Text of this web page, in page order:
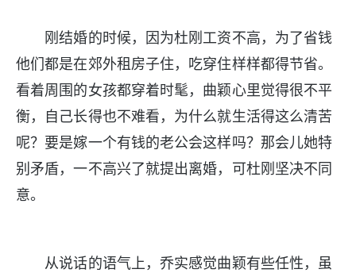
刚结婚的时候，因为杜刚工资不高，为了省钱
他们都是在郊外租房子住，吃穿住样样都得节省。
看着周围的女孩都穿着时髦，曲颖心里觉得很不平
衡，自己长得也不难看，为什么就生活得这么清苦
呢？要是嫁一个有钱的老公会这样吗？那会儿她特
别矛盾，一不高兴了就提出离婚，可杜刚坚决不同
意。
从说话的语气上，乔实感觉曲颖有些任性，虽